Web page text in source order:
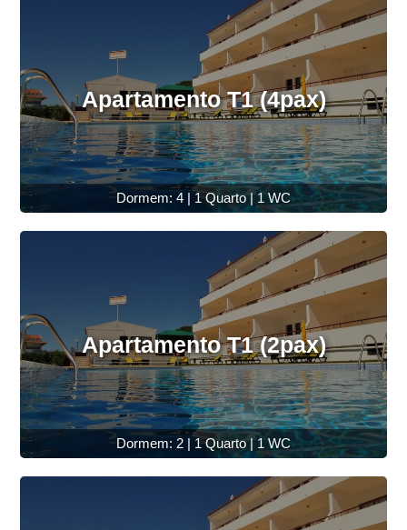
Apartamento T1 (4pax)
Dormem: 4 | 1 Quarto | 1 WC
Apartamento T1 (2pax)
Dormem: 2 | 1 Quarto | 1 WC